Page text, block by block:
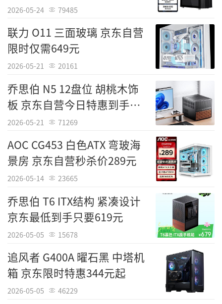
2026-05-24 79485
联力 O11 三面玻璃 京东自营
限时仅需649元
2026-05-21 20161
乔思伯 N5 12盘位 胡桃木饰
板 京东自营今日特惠到手
1119元
2026-05-21 71269
AOC CG453 白色ATX 弯玻海
景房 京东自营秒杀价289元
2026-05-14 23665
乔思伯 T6 ITX结构 紧凑设计
京东最低到手只要619元
2026-05-05 15678
追风者 G400A 曜石黑 中塔机
箱 京东限时特惠344元起
2026-05-05 46229